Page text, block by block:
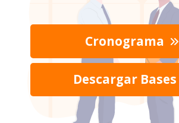
Cronograma
Descargar Bases